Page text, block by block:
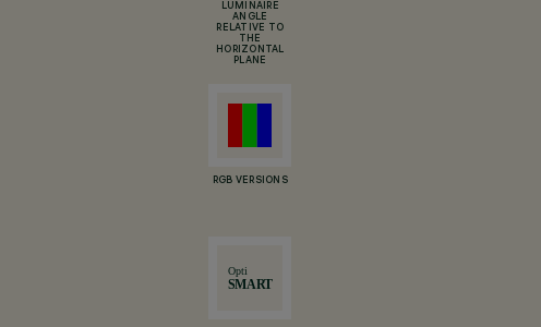
LUMINAIRE
ANGLE
RELATIVE TO
THE
HORIZONTAL
PLANE
RGB VERSIONS